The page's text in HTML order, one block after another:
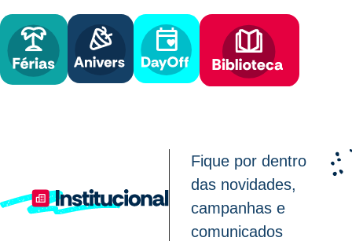
Fique por dentro
das novidades,
campanhas e
comunicados